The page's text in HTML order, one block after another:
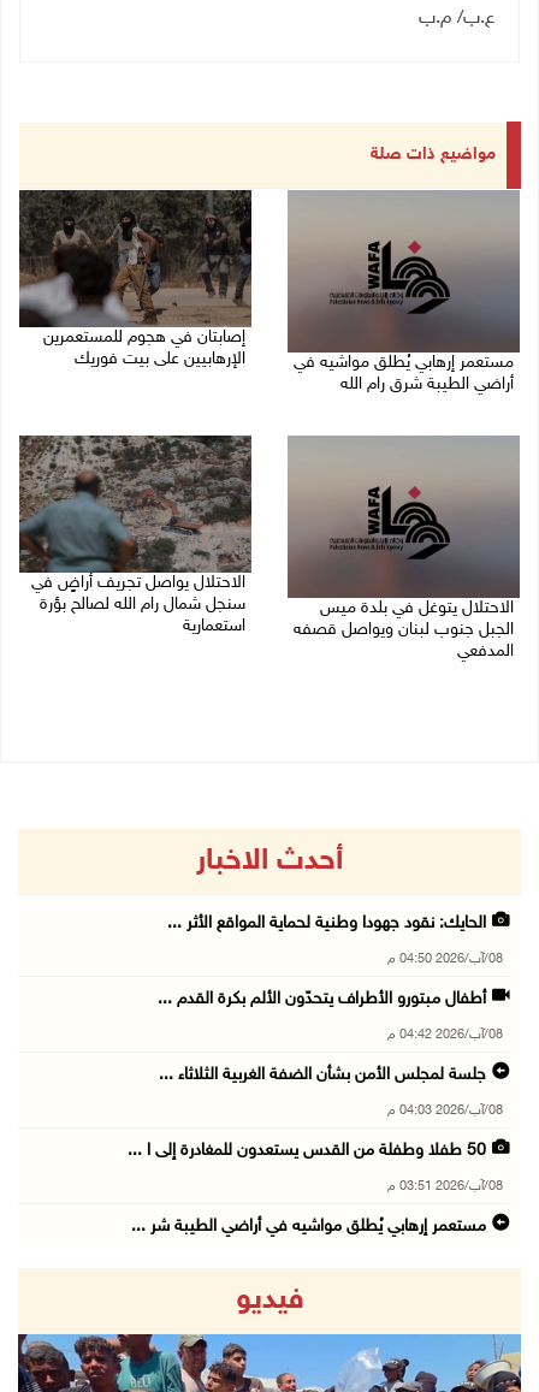
ع.ب/ م.ب
مواضيع ذات صلة
مستعمر إرهابي يُطلق مواشيه في
أراضي الطيبة شرق رام الله
إصابتان في هجوم للمستعمرين
الإرهابيين على بيت فوريك
الاحتلال يتوغل في بلدة ميس
الجبل جنوب لبنان ويواصل قصفه
المدفعي
الاحتلال يواصل تجريف أراضٍ في
سنجل شمال رام الله لصالح بؤرة
استعمارية
أحدث الاخبار
الحايك: نقود جهودا وطنية لحماية المواقع الأثر ...
08/آب/2026 04:50 م
أطفال مبتورو الأطراف يتحدّون الألم بكرة القدم ...
08/آب/2026 04:42 م
جلسة لمجلس الأمن بشأن الضفة الغربية الثلاثاء ...
08/آب/2026 04:03 م
50 طفلا وطفلة من القدس يستعدون للمغادرة إلى ا ...
08/آب/2026 03:51 م
مستعمر إرهابي يُطلق مواشيه في أراضي الطيبة شر ...
إصابتان في هجوم للمستعمرين الإرهابيين على بيت ...
08/آب/2026 02:26 م
الرئيس يستقبل مجلس بلدية بيت لحم ويؤكد النهوض ...
فيديو